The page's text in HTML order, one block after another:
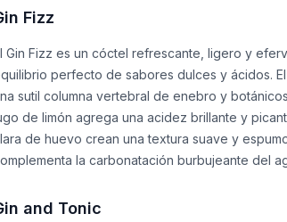
Fizz
Gin Fizz es un cóctel refrescante, ligero y
perfecto de sabores dulces y ácidos.
sutil columna vertebral de enebro y
de limón agrega una acidez brillante y
de huevo crean una textura suave y
la carbonatación burbujeante del
and Tonic